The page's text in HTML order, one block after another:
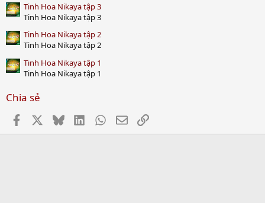
Tinh Hoa Nikaya tập 3
Tinh Hoa Nikaya tập 3
Tinh Hoa Nikaya tập 2
Tinh Hoa Nikaya tập 2
Tinh Hoa Nikaya tập 1
Tinh Hoa Nikaya tập 1
Chia sẻ
Facebook BlueskyLinkedInWhatsApp
EmailLink